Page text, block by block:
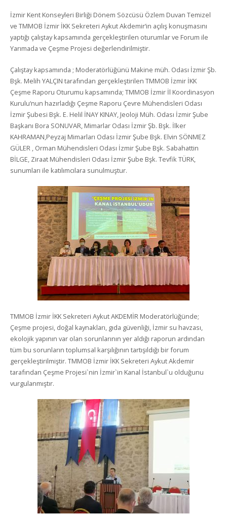
İzmir Kent Konseyleri Birliği Dönem Sözcüsü Özlem Duvan Temizel
ve TMMOB İzmir İKK Sekreteri Aykut Akdemir‘in açılış konuşmasını
yaptığı çalıştay kapsamında gerçekleştirilen oturumlar ve Forum ile
Yarımada ve Çeşme Projesi değerlendirilmiştir.
Çalıştay kapsamında ; Moderatörlüğünü Makine müh. Odası İzmir Şb.
Bşk. Melih YALÇIN tarafından gerçekleştirilen TMMOB İzmir İKK
Çeşme Raporu Oturumu kapsamında; TMMOB İzmir İl Koordinasyon
Kurulu‘nun hazırladığı Çeşme Raporu Çevre Mühendisleri Odası
İzmir Şubesi Bşk. E. Helil İNAY KINAY, Jeoloji Müh. Odası İzmir Şube
Başkanı Bora SONUVAR, Mimarlar Odası İzmir Şb. Bşk. İlker
KAHRAMAN,Peyzaj Mimarları Odası İzmir Şube Bşk. Elvin SÖNMEZ
GÜLER , Orman Mühendisleri Odası İzmir Şube Bşk. Sabahattin
BİLGE, Ziraat Mühendisleri Odası İzmir Şube Bşk. Tevfik TÜRK,
sunumları ile katılımcılara sunulmuştur.
TMMOB İzmir İKK Sekreteri Aykut AKDEMİR Moderatörlüğünde;
Çeşme projesi, doğal kaynakları, gıda güvenliği, İzmir su havzası,
ekolojik yapının var olan sorunlarının yer aldığı raporun ardından
tüm bu sorunların toplumsal karşılığının tartışıldığı bir forum
gerçekleştirilmiştir. TMMOB İzmir İKK Sekreteri Aykut Akdemir
tarafından Çeşme Projesi`nin İzmir`in Kanal İstanbul`u olduğunu
vurgulanmıştır.